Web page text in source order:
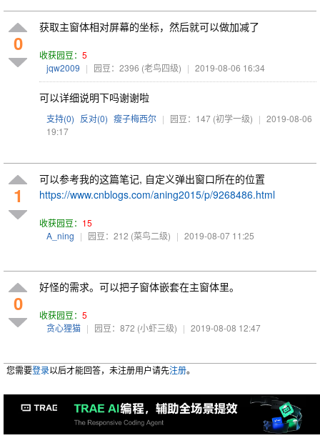
0
获取主窗体相对屏幕的坐标，然后就可以做加减了
收获园豆： 5
jqw2009 | 园豆：2396 (老鸟四级) | 2019-08-06 16:34
可以详细说明下吗谢谢啦
支持(0) 反对(0) 瘦子梅西尔 | 园豆：147 (初学一级) | 2019-08-06
19:17
1
可以参考我的这篇笔记, 自定义弹出窗口所在的位置
https://www.cnblogs.com/aning2015/p/9268486.html
收获园豆： 15
A_ning | 园豆：212 (菜鸟二级) | 2019-08-07 11:25
0
好怪的需求。可以把子窗体嵌套在主窗体里。
收获园豆： 5
贪心狸猫 | 园豆：872 (小虾三级) | 2019-08-08 12:47
您需要登录以后才能回答，未注册用户请先注册。